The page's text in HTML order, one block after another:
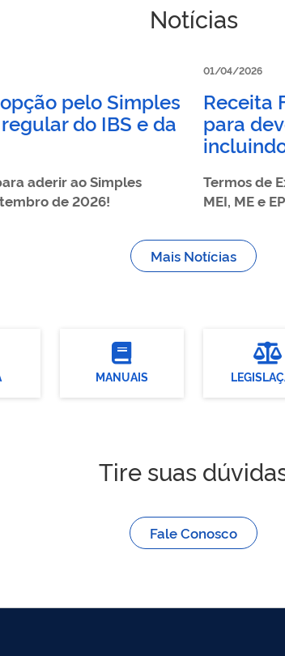
Notícias
pelo Simples
do IBS e da
aderir ao Simples
de 2026!
01/04/2026
Receita
para
Termos de
MEI, ME e
Mais Notícias
MANUAIS
Tire suas
Fale Conosco